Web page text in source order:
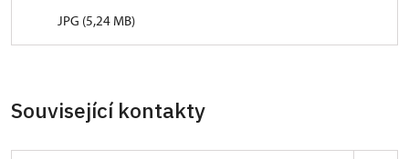
JPG (5,24 MB)
Související kontakty